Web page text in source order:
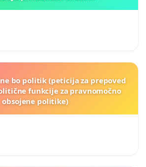
bo politik (peticija za prepoved
funkcije za pravnomočno
obsojene politike)